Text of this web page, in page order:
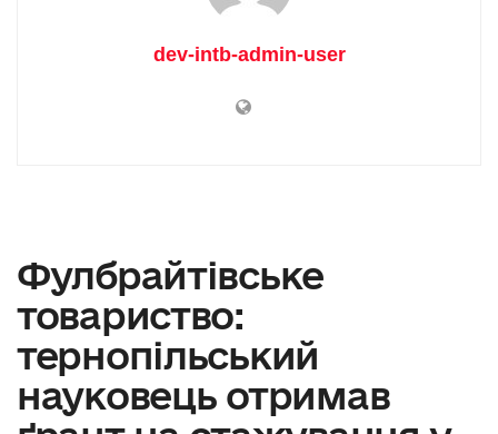
dev-intb-admin-user
Фулбрайтівське
товариство:
тернопільський
науковець отримав